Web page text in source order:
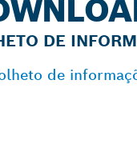
DE
de